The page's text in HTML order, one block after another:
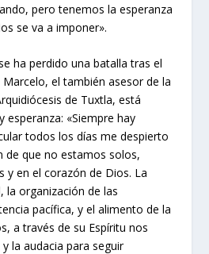
pero tenemos la esperanza
se va a imponer».
ha perdido una batalla tras el
el también asesor de la
de Tuxtla, está
esperanza: «Siempre hay
todos los días me despierto
de que no estamos solos,
y en el corazón de Dios. La
la organización de las
pacífica, y el alimento de la
a través de su Espíritu nos
la audacia para seguir